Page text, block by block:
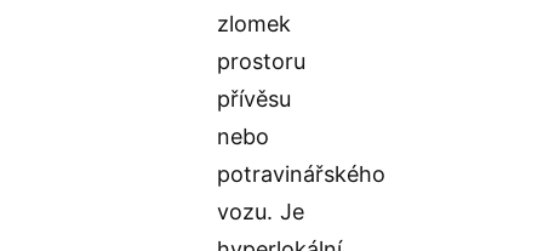
zlomek
prostoru
přívěsu
nebo
potravinářského
vozu. Je